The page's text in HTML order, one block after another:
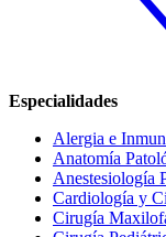
Especialidades
Alergia e
Anatomía
Anestesiología
Cardiología y
Cirugía